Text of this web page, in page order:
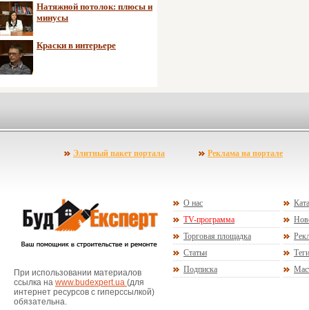
Натяжной потолок: плюсы и
минусы
Краски в интерьере
Элитный пакет портала Реклама на портале
При использовании материалов
ссылка на www.budexpert.ua (для
интернет ресурсов с гиперссылкой)
обязательна.
О нас
TV-программа
Торговая площадка
Статьи
Теги
Подписка